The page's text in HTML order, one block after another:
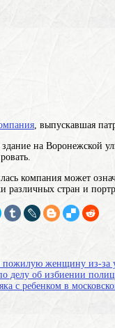
, выпускавшая
здание на Воронежской
компания может
различных стран и
пожилую женщину из-за
об избиении
с ребенком в